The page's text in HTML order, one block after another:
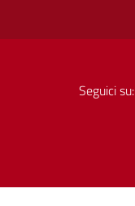
Seguici su: